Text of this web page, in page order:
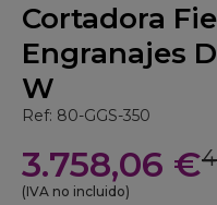
Cortadora
Engranajes
W
Ref: 80-GGS-350
3.758,06 €
(IVA no incluido)